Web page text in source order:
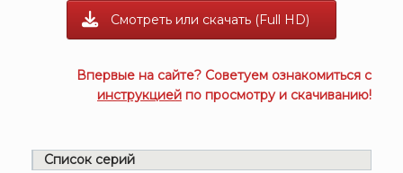
Смотреть или скачать (Full HD)
Впервые на сайте? Советуем ознакомиться с
инструкцией по просмотру и скачиванию!
Список серий